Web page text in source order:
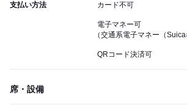
支払い方法 カード不可
電子マネー可
（交通系電子マネー（Suica
QRコード決済可
席・設備